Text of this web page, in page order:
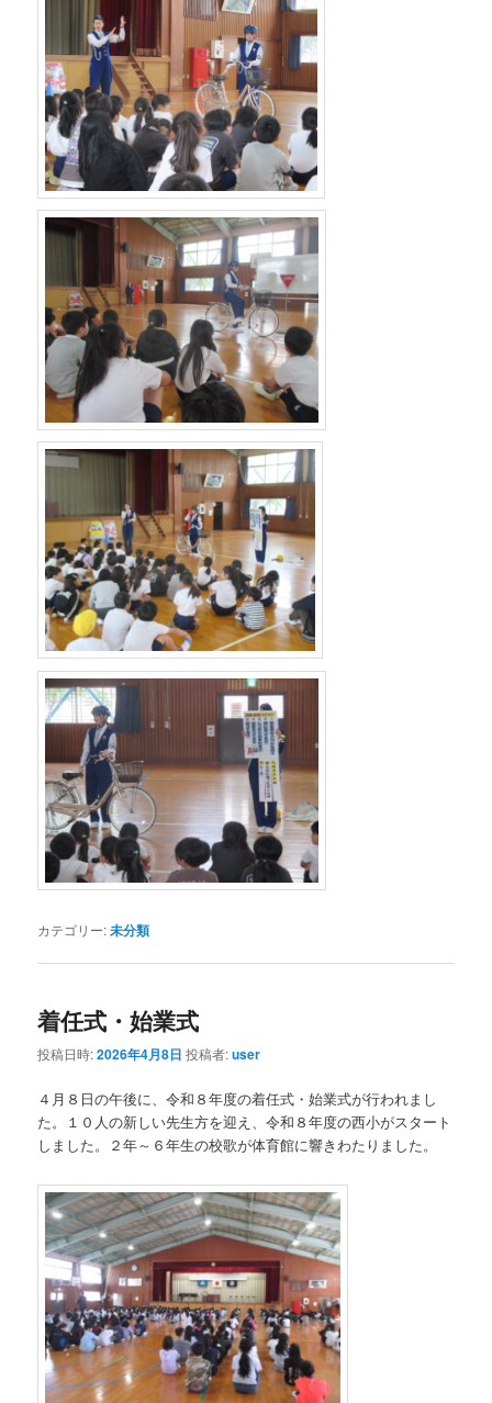
カテゴリー:未分類
着任式・始業式
投稿日時:2026年4月8日 投稿者:user
４月８日の午後に、令和８年度の着任式・始業式が行われまし
た。１０人の新しい先生方を迎え、令和８年度の西小がスタート
しました。２年～６年生の校歌が体育館に響きわたりました。